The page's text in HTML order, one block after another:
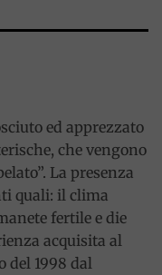
ed apprezzato
che vengono
La presenza
quali: il clima
fertile e die
acquisita al
del 1998 dal